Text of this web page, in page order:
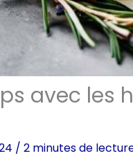
avec les
/ 2 minutes de